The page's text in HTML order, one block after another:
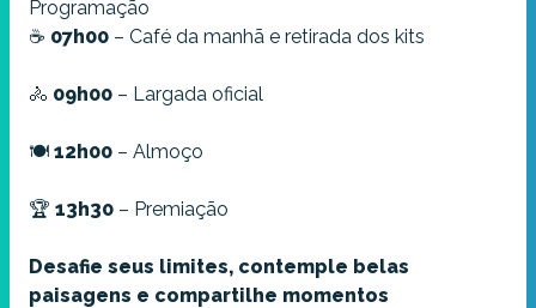
Programação
☕ 07h00 – Café da manhã e retirada dos kits
🚴 09h00 – Largada oficial
🍽️ 12h00 – Almoço
🏆 13h30 – Premiação
Desafie seus limites, contemple belas
paisagens e compartilhe momentos